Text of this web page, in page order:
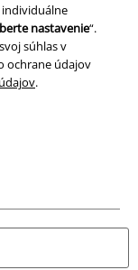
nastavenie“.
súhlas v
ochrane údajov
.